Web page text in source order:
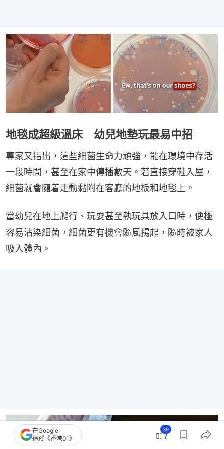
地毯成超級溫床 幼兒地墊玩最易中招
專家又指出，這些細菌生命力頑強，能在環境中存活
一段時間，甚至在家中傳播數天。若直接穿鞋入屋，
細菌就會隨着走動黏附在客廳的地板和地毯上。
當幼兒在地上爬行、玩耍甚至執玩具放入口時，便極
容易沾染細菌，細菌更有機會隨風揚起，隨時被家人
吸入體內。
在Google
追蹤《香港01》
39